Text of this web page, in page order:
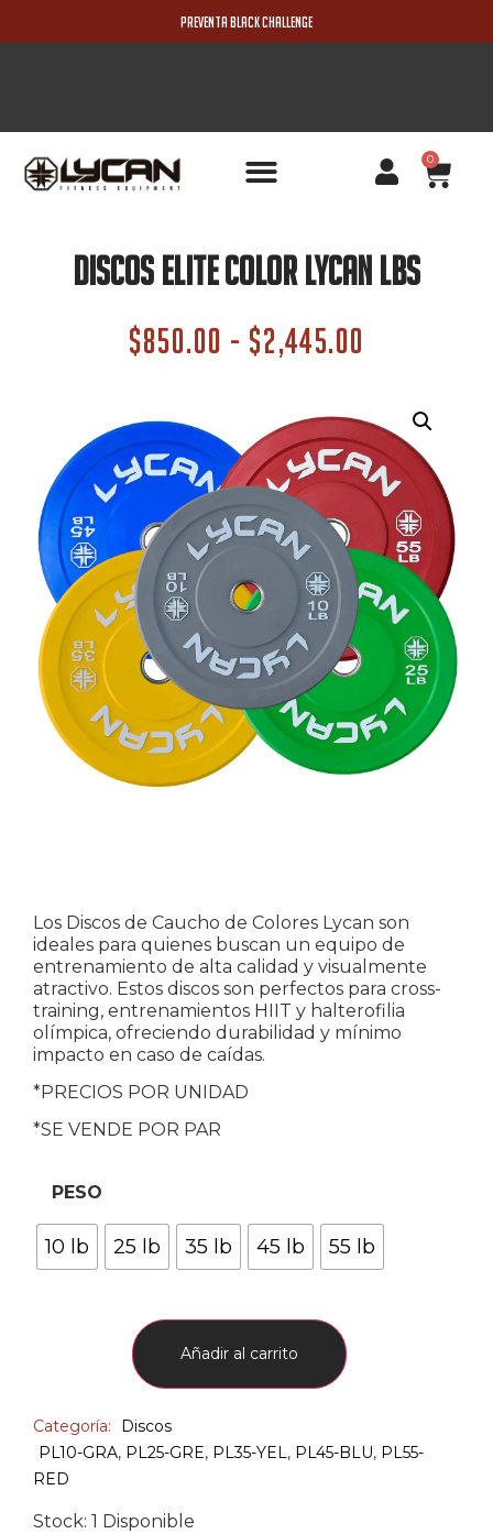
PREVENTA BLACK CHALLENGE
0
Discos Elite Color Lycan Lbs
$850.00 - $2,445.00
Los Discos de Caucho de Colores Lycan son
ideales para quienes buscan un equipo de
entrenamiento de alta calidad y visualmente
atractivo. Estos discos son perfectos para cross-
training, entrenamientos HIIT y halterofilia
olímpica, ofreciendo durabilidad y mínimo
impacto en caso de caídas.
*PRECIOS POR UNIDAD
*SE VENDE POR PAR
PESO
10 lb 25 lb 35 lb 45 lb 55 lb
Añadir al carrito
Categoría:
Discos
PL10-GRA, PL25-GRE, PL35-YEL, PL45-BLU, PL55-
RED
Stock: 1 Disponible